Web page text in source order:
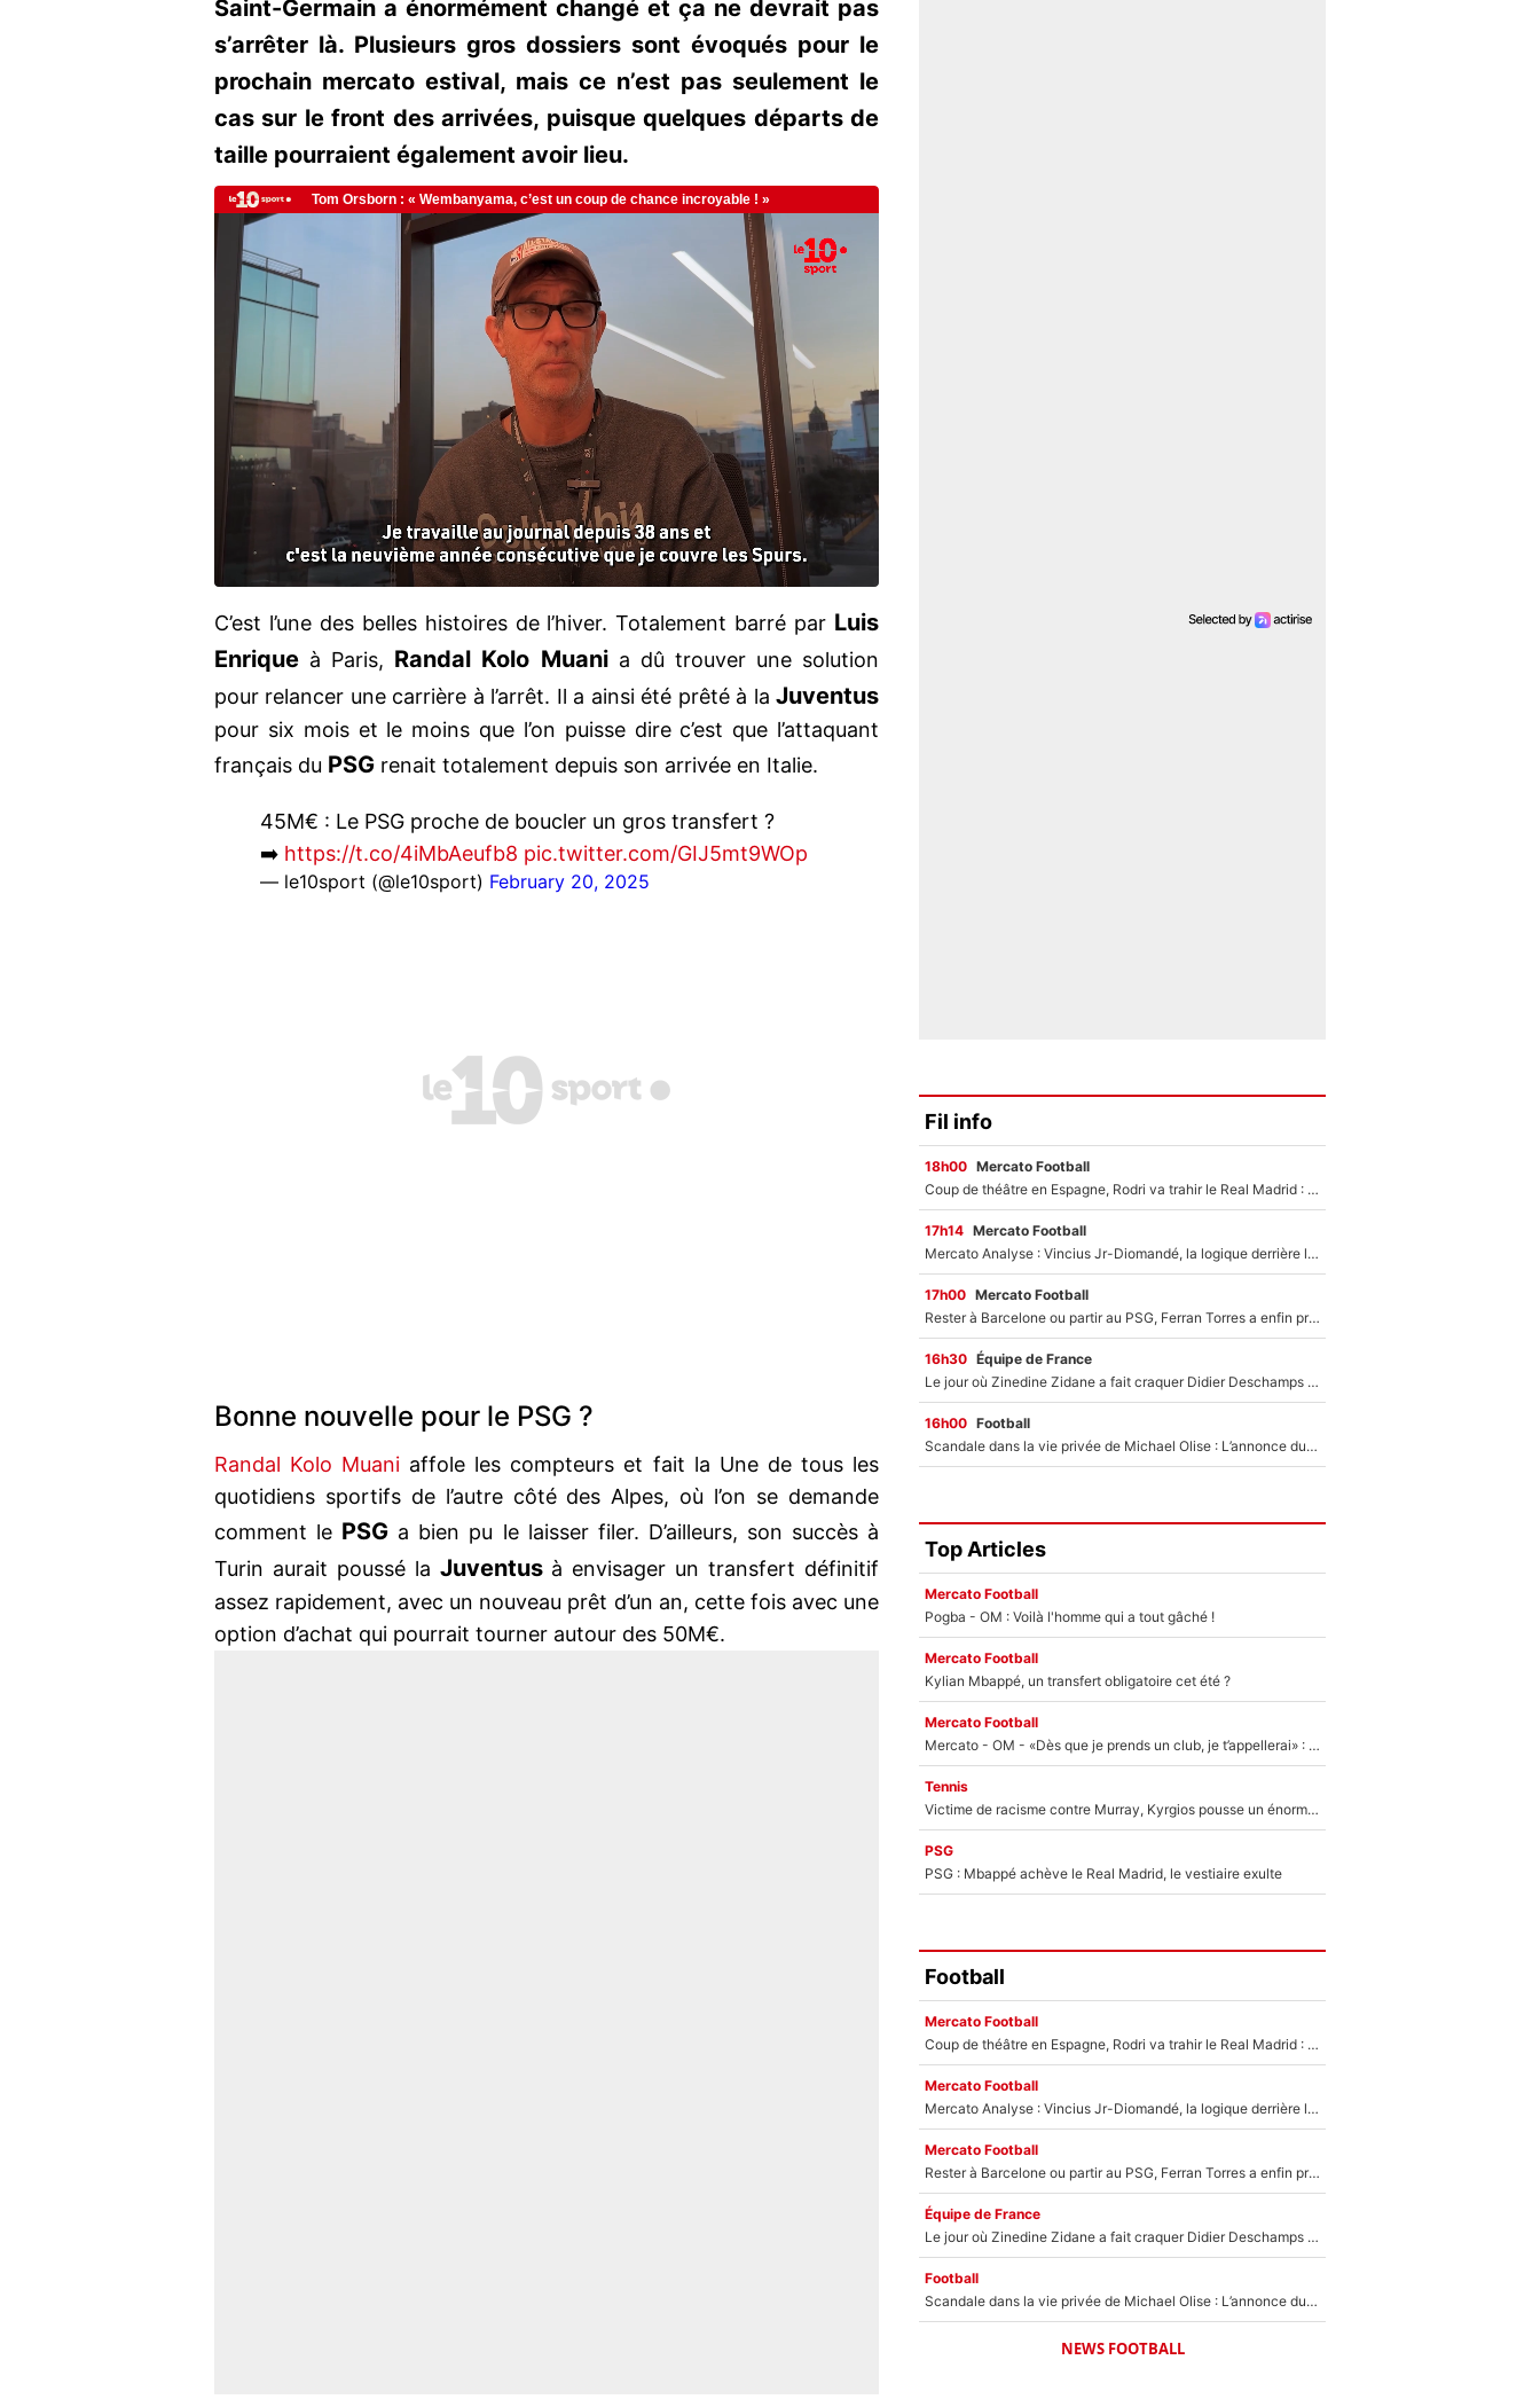
Saint-Germain a énormément changé et ça ne devrait pas
s’arrêter là. Plusieurs gros dossiers sont évoqués pour le
prochain mercato estival, mais ce n’est pas seulement le
cas sur le front des arrivées, puisque quelques départs de
taille pourraient également avoir lieu.
C’est l’une des belles histoires de l’hiver. Totalement barré par Luis
Enrique à Paris, Randal Kolo Muani a dû trouver une solution
pour relancer une carrière à l’arrêt. Il a ainsi été prêté à la Juventus
pour six mois et le moins que l’on puisse dire c’est que l’attaquant
français du PSG renait totalement depuis son arrivée en Italie.
45M€ : Le PSG proche de boucler un gros transfert ?
➡️ https://t.co/4iMbAeufb8 pic.twitter.com/GIJ5mt9WOp
— le10sport (@le10sport) February 20, 2025
Bonne nouvelle pour le PSG ?
Randal Kolo Muani affole les compteurs et fait la Une de tous les
quotidiens sportifs de l’autre côté des Alpes, où l’on se demande
comment le PSG a bien pu le laisser filer. D’ailleurs, son succès à
Turin aurait poussé la Juventus à envisager un transfert définitif
assez rapidement, avec un nouveau prêt d’un an, cette fois avec une
option d’achat qui pourrait tourner autour des 50M€.
Fil info
18h00 Mercato Football
Coup de théâtre en Espagne, Rodri va trahir le Real Madrid : Le Ballon d'Or a choisi de signer au FC Barcelone !
17h14 Mercato Football
Mercato Analyse : Vincius Jr-Diomandé, la logique derrière la concordance des temps
17h00 Mercato Football
Rester à Barcelone ou partir au PSG, Ferran Torres a enfin pris sa décision : La course contre la montre est lancée !
16h30 Équipe de France
Le jour où Zinedine Zidane a fait craquer Didier Deschamps en équipe de France : «Je m’en suis voulu», l’ancien sélectionneur a regretté son geste !
16h00 Football
Scandale dans la vie privée de Michael Olise : L’annonce du Bayern Munich sur son enfant caché
Top Articles
Mercato Football
Pogba - OM : Voilà l'homme qui a tout gâché !
Mercato Football
Kylian Mbappé, un transfert obligatoire cet été ?
Mercato Football
Mercato - OM - «Dès que je prends un club, je t’appellerai» : La promesse de Marcelino au moment de claquer la porte
Tennis
Victime de racisme contre Murray, Kyrgios pousse un énorme coup de gueule !
PSG
PSG : Mbappé achève le Real Madrid, le vestiaire exulte
Football
Mercato Football
Coup de théâtre en Espagne, Rodri va trahir le Real Madrid : Le Ballon d'Or a choisi de signer au FC Barcelone !
Mercato Football
Mercato Analyse : Vincius Jr-Diomandé, la logique derrière la concordance des temps
Mercato Football
Rester à Barcelone ou partir au PSG, Ferran Torres a enfin pris sa décision : La course contre la montre est lancée !
Équipe de France
Le jour où Zinedine Zidane a fait craquer Didier Deschamps en équipe de France : «Je m’en suis voulu», l’ancien sélectionneur a regretté son geste !
Football
Scandale dans la vie privée de Michael Olise : L’annonce du Bayern Munich sur son enfant caché
NEWS FOOTBALL